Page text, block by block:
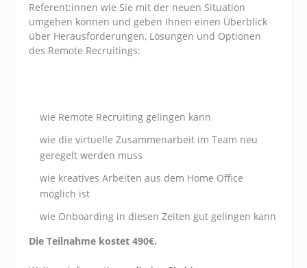
Referent:innen wie Sie mit der neuen Situation
umgehen können und geben Ihnen einen Überblick
über Herausforderungen, Lösungen und Optionen
des Remote Recruitings:
wie Remote Recruiting gelingen kann
wie die virtuelle Zusammenarbeit im Team neu
geregelt werden muss
wie kreatives Arbeiten aus dem Home Office
möglich ist
wie Onboarding in diesen Zeiten gut gelingen kann
Die Teilnahme kostet 490€.